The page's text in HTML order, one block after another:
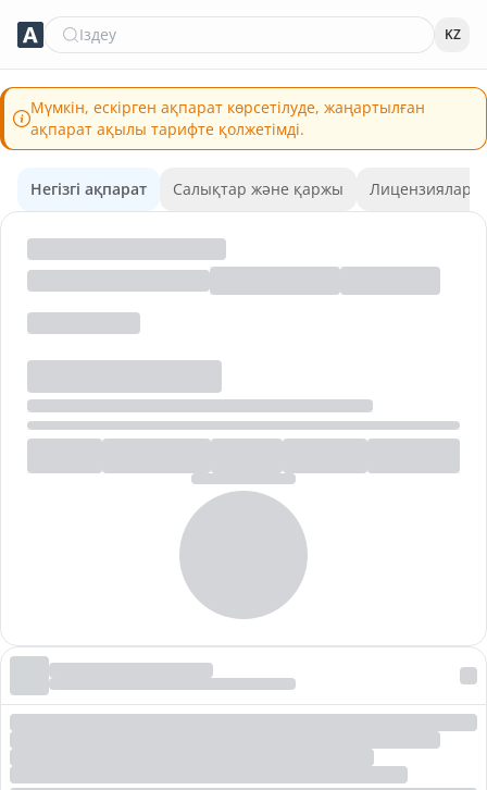
Іздеу KZ
Мүмкін, ескірген ақпарат көрсетілуде, жаңартылған
ақпарат ақылы тарифте қолжетімді.
Негізгі ақпарат Салықтар және қаржы Лицензиялар